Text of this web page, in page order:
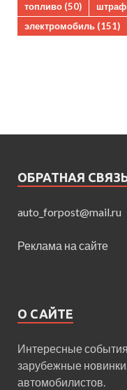
топливо (50) штраф
электромобиль (151)
ОБРАТНАЯ
auto_forpost@mail.ru
Реклама на сайте
О САЙТЕ
Интересные
зарубежные
автомобилистов.